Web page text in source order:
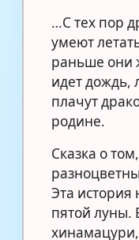
…С тех пор
умеют
раньше они
идет дождь,
плачут
родине.
Сказка о
Эта история
пятой луны.